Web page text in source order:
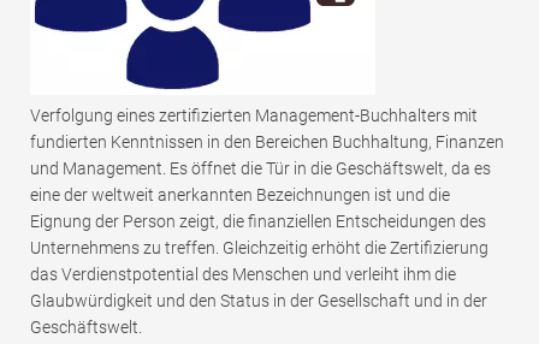
Verfolgung eines zertifizierten Management-Buchhalters mit
fundierten Kenntnissen in den Bereichen Buchhaltung, Finanzen
und Management. Es öffnet die Tür in die Geschäftswelt, da es
eine der weltweit anerkannten Bezeichnungen ist und die
Eignung der Person zeigt, die finanziellen Entscheidungen des
Unternehmens zu treffen. Gleichzeitig erhöht die Zertifizierung
das Verdienstpotential des Menschen und verleiht ihm die
Glaubwürdigkeit und den Status in der Gesellschaft und in der
Geschäftswelt.